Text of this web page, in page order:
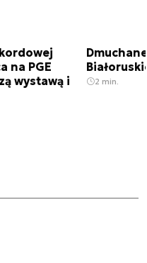
na PGE
wystawą i
2 min.